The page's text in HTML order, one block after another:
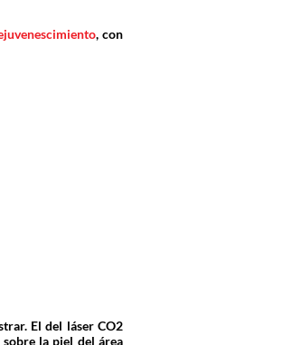
, con
El del láser CO2
la piel del área